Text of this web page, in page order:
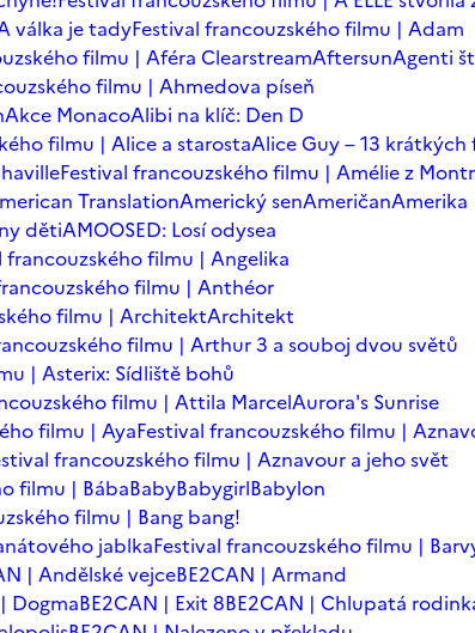
válka je tadyFestival francouzského filmu | Adam
filmu | Aféra ClearstreamAftersunAgenti
filmu | Ahmedova píseň
Akce MonacoAlibi na klíč: Den D
filmu | Alice a starostaAlice Guy – 13 krátkých
Festival francouzského filmu | Amélie z
TranslationAmerický senAmeričanAmerika
dětiAMOOSED: Losí odysea
francouzského filmu | Angelika
filmu | Anthéor
filmu | ArchitektArchitekt
filmu | Arthur 3 a souboj dvou světů
| Asterix: Sídliště bohů
filmu | Attila MarcelAurora's Sunrise
filmu | AyaFestival francouzského filmu |
francouzského filmu | Aznavour a jeho svět
filmu | BábaBabyBabygirlBabylon
filmu | Bang bang!
jablkaFestival francouzského filmu |
| Andělské vejceBE2CAN | Armand
DogmaBE2CAN | Exit 8BE2CAN | Chlupatá